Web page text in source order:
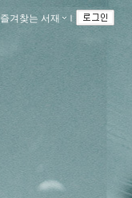
즐겨찾는 서재 ｌ